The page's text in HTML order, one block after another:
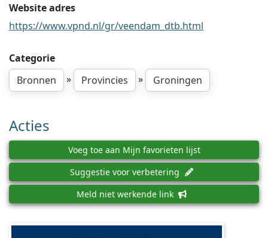
Website adres
https://www.vpnd.nl/gr/veendam_dtb.html
Categorie
Bronnen
» Provincies » Groningen
Acties
Voeg toe aan Mijn favorieten lijst
Suggestie voor verbetering
Meld niet werkende link